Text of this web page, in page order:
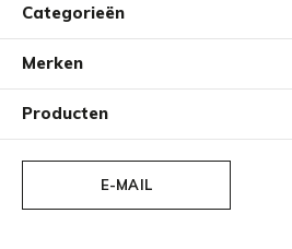
Categorieën
Merken
Producten
E-MAIL